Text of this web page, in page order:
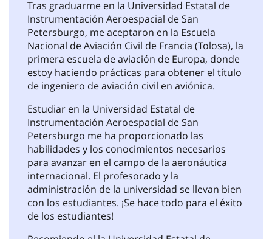
Kaba Ibrahim, Costa de Marfil
Estudiar en la Universidad Estatal de
Instrumentación Aeroespacial de San
Petersburgo fue la mejor experiencia de mi
vida universitaria. Soy bachiller en explotación
técnica de sistemas eléctricos de aviación y
sistemas de vuelo y navegación.
Tras graduarme en la Universidad Estatal de
Instrumentación Aeroespacial de San
Petersburgo, me aceptaron en la Escuela
Nacional de Aviación Civil de Francia (Tolosa), la
primera escuela de aviación de Europa, donde
estoy haciendo prácticas para obtener el título
de ingeniero de aviación civil en aviónica.